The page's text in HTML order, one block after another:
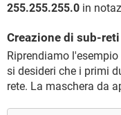
255.255.255.0 in
Creazione di sub-reti
Riprendiamo
si desideri che i primi
rete. La maschera da